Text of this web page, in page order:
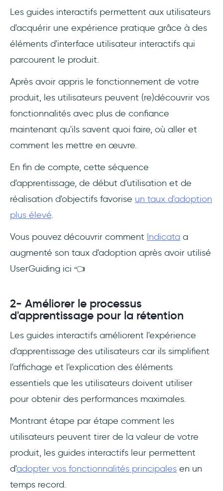
Les guides interactifs permettent aux utilisateurs
d'acquérir une expérience pratique grâce à des
éléments d'interface utilisateur interactifs qui
parcourent le produit.
Après avoir appris le fonctionnement de votre
produit, les utilisateurs peuvent (re)découvrir vos
fonctionnalités avec plus de confiance
maintenant qu'ils savent quoi faire, où aller et
comment les mettre en œuvre.
En fin de compte, cette séquence
d'apprentissage, de début d'utilisation et de
réalisation d'objectifs favorise un taux d'adoption
plus élevé.
Vous pouvez découvrir comment Indicata a
augmenté son taux d'adoption après avoir utilisé
UserGuiding ici 👈
2- Améliorer le processus
d'apprentissage pour la rétention
Les guides interactifs améliorent l'expérience
d'apprentissage des utilisateurs car ils simplifient
l'affichage et l'explication des éléments
essentiels que les utilisateurs doivent utiliser
pour obtenir des performances maximales.
Montrant étape par étape comment les
utilisateurs peuvent tirer de la valeur de votre
produit, les guides interactifs leur permettent
d'adopter vos fonctionnalités principales en un
temps record.